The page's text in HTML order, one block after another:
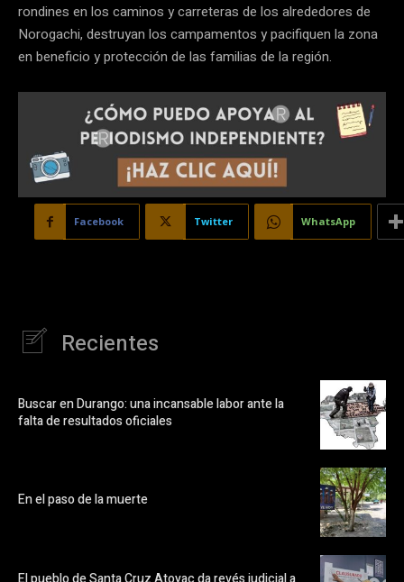
rondines en los caminos y carreteras de los alrededores de
Norogachi, destruyan los campamentos y pacifiquen la zona
en beneficio y protección de las familias de la región.
Facebook Twitter WhatsApp
Recientes
Buscar en Durango: una incansable labor ante la
falta de resultados oficiales
En el paso de la muerte